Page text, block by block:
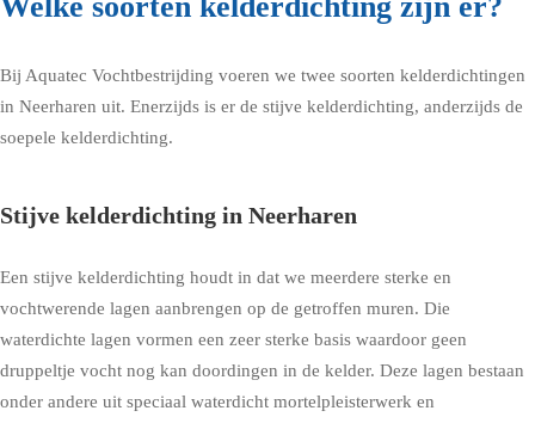
Bij Aquatec Vochtbestrijding voeren we twee soorten kelderdichtingen
in Neerharen uit. Enerzijds is er de stijve kelderdichting, anderzijds de
soepele kelderdichting.
Stijve kelderdichting in Neerharen
Een stijve kelderdichting houdt in dat we meerdere sterke en
vochtwerende lagen aanbrengen op de getroffen muren. Die
waterdichte lagen vormen een zeer sterke basis waardoor geen
druppeltje vocht nog kan doordingen in de kelder. Deze lagen bestaan
onder andere uit speciaal waterdicht mortelpleisterwerk en